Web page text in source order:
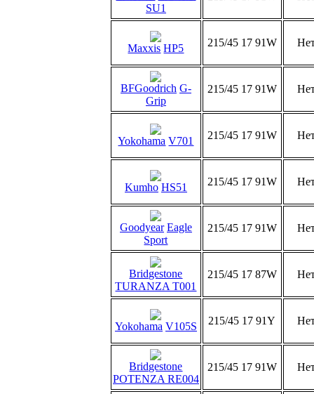
SU1
Maxxis HP5 215/45 17 91W
BFGoodrich G-
Grip
215/45 17 91W
Yokohama V701 215/45 17 91W
Kumho HS51 215/45 17 91W
Goodyear Eagle
Sport
215/45 17 91W
Bridgestone
TURANZA T001
215/45 17 87W
Yokohama V105S 215/45 17 91Y
Bridgestone
POTENZA RE004
215/45 17 91W